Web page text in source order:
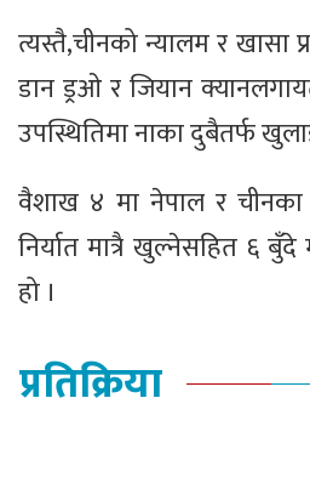
त्यस्तै,चीनको न्यालम र खासा
डान ड्रओ र जियान
उपस्थितिमा नाका दुबैतर्फ
वैशाख ४ मा नेपाल र चीनका
निर्यात मात्रै खुल्नेसहित ६
हो ।
प्रतिक्रिया